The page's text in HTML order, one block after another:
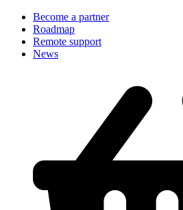
Become a partner
Roadmap
Remote support
News